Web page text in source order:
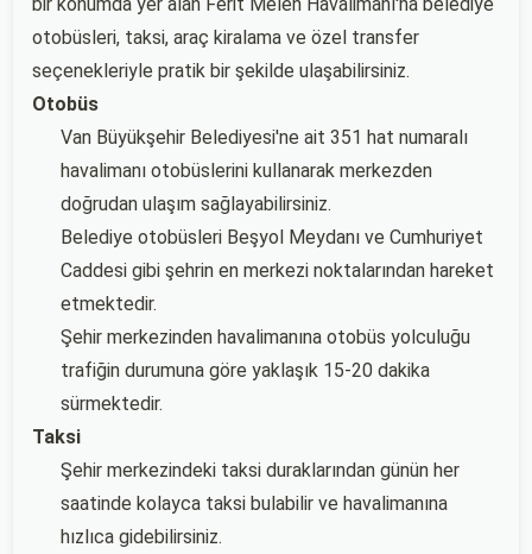
otobüsleri, taksi, araç kiralama ve özel transfer
seçenekleriyle pratik bir şekilde ulaşabilirsiniz.
Otobüs
Van Büyükşehir Belediyesi'ne ait 351 hat numaralı
havalimanı otobüslerini kullanarak merkezden
doğrudan ulaşım sağlayabilirsiniz.
Belediye otobüsleri Beşyol Meydanı ve Cumhuriyet
Caddesi gibi şehrin en merkezi noktalarından hareket
etmektedir.
Şehir merkezinden havalimanına otobüs yolculuğu
trafiğin durumuna göre yaklaşık 15-20 dakika
sürmektedir.
Taksi
Şehir merkezindeki taksi duraklarından günün her
saatinde kolayca taksi bulabilir ve havalimanına
hızlıca gidebilirsiniz.